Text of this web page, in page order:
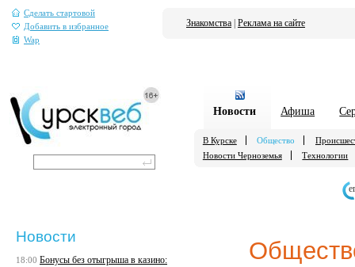
Сделать стартовой
Добавить в избранное
Wap
Знакомства Реклама на сайте
Новости Афиша
В Курске Общество
Новости Черноземья
Технологии
Новости
18:00 Бонусы без отыгрыша в казино: